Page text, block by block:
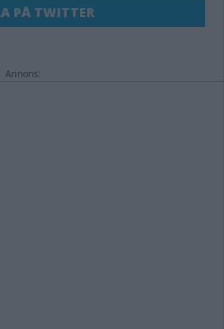
PÅ TWITTER
Annons: